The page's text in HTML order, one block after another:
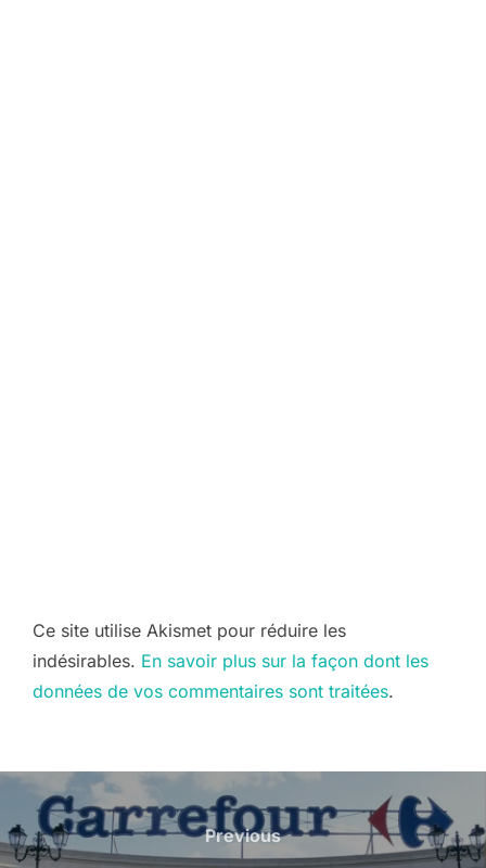
Ce site utilise Akismet pour réduire les
indésirables. En savoir plus sur la façon dont les
données de vos commentaires sont traitées.
Navigation
de
Previous
Previous